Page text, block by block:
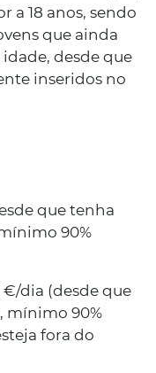
a 18 anos, sendo
que ainda
desde que
inseridos no
que tenha
90%
dia (desde que
mínimo 90%
fora do